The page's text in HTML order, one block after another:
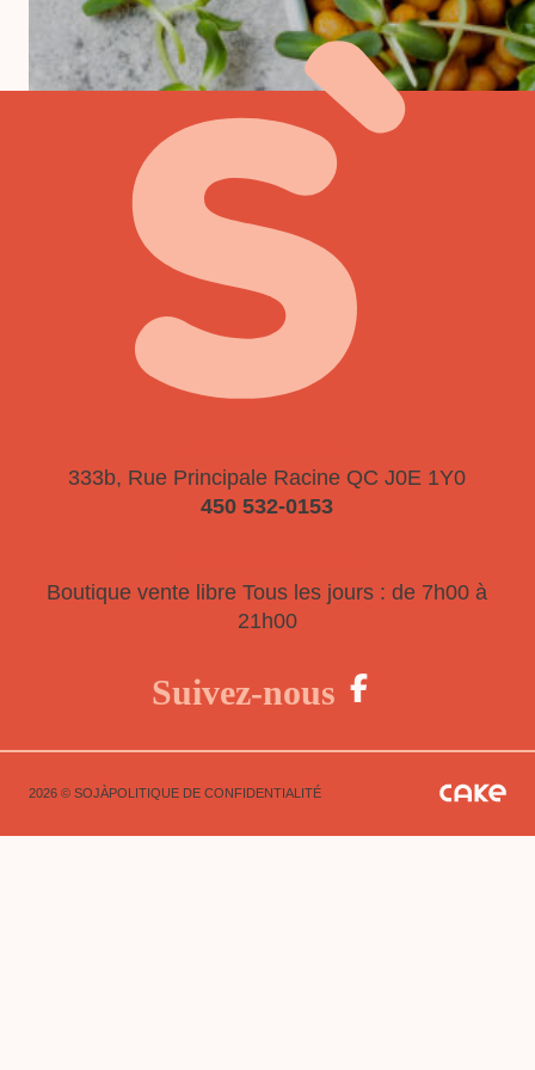
333b, Rue Principale Racine QC J0E 1Y0
450 532-0153
Boutique vente libre Tous les jours : de 7h00 à
21h00
Suivez-nous
2026 © SOJÀPOLITIQUE DE CONFIDENTIALITÉ